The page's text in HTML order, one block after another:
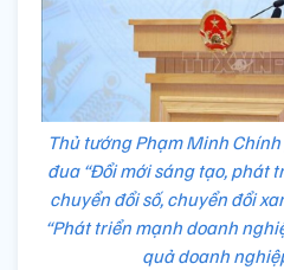
Thủ tướng Phạm Minh
đua “Đổi mới sáng tạo, phát
chuyển đổi số, chuyển đổi
“Phát triển mạnh doanh
quả doanh